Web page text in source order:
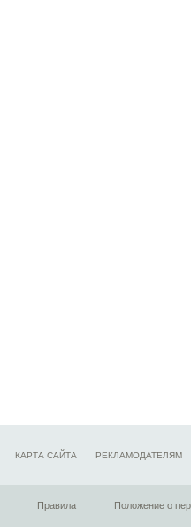
КАРТА САЙТА РЕКЛАМОДАТЕЛЯМ
Правила Положение о